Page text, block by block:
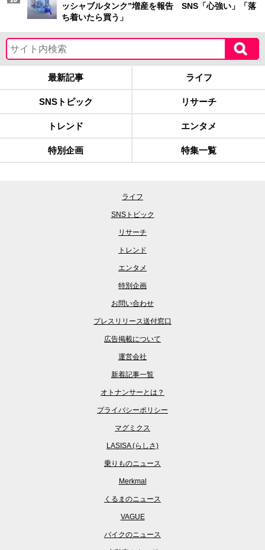
ッシャブルタンク”増産を報告 SNS「心強い」「落
ち着いたら買う」
最新記事 ライフ
SNSトピック リサーチ
トレンド エンタメ
特別企画 特集一覧
ライフ
SNSトピック
リサーチ
トレンド
エンタメ
特別企画
お問い合わせ
プレスリリース送付窓口
広告掲載について
運営会社
新着記事一覧
オトナンサーとは？
プライバシーポリシー
マグミクス
LASISA (らしさ)
乗りものニュース
Merkmal
くるまのニュース
VAGUE
バイクのニュース